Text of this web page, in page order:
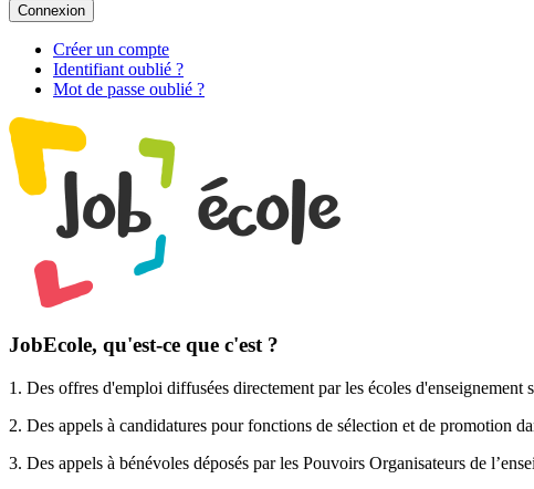
Connexion
Créer un compte
Identifiant oublié ?
Mot de passe oublié ?
JobEcole, qu'est-ce que c'est ?
1. Des offres d'emploi diffusées directement par les écoles
2. Des appels à candidatures pour fonctions de sélection et de promotion
3. Des appels à bénévoles déposés par les Pouvoirs Organisateurs de